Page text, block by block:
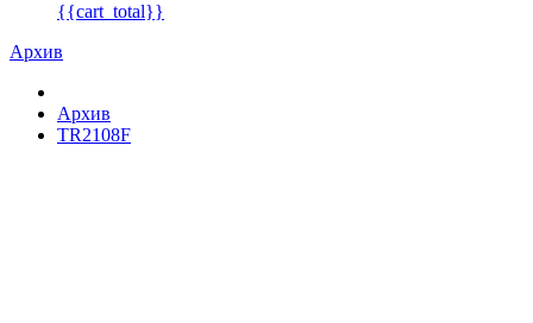
{{cart_total}}
Архив
Архив
TR2108F